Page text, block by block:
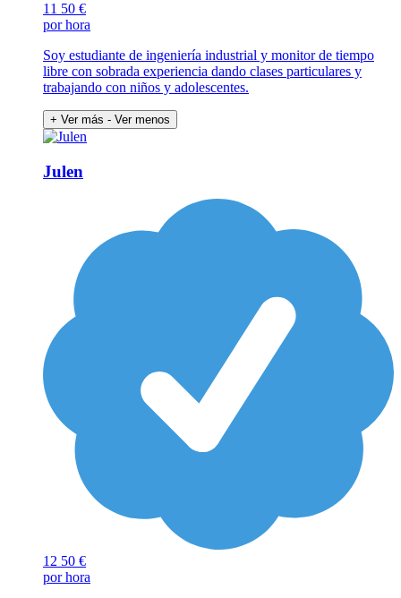
11 50 €
por hora
Soy estudiante de ingeniería industrial y monitor de tiempo
libre con sobrada experiencia dando clases particulares y
trabajando con niños y adolescentes.
+ Ver más - Ver menos
Julen
12 50 €
por hora